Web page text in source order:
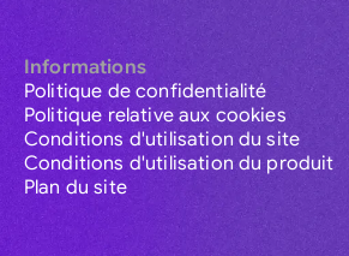
Informations
Politique de confidentialité
Politique relative aux cookies
Conditions d'utilisation du site
Conditions d'utilisation du produit
Plan du site